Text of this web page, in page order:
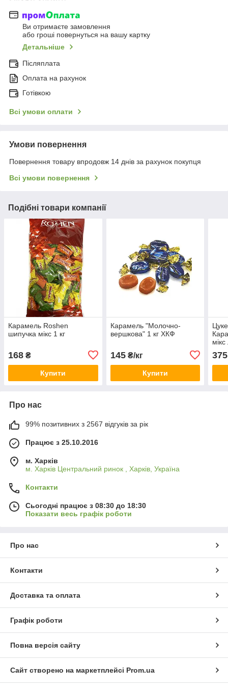
Ви отримаєте замовлення
або гроші повернуться на вашу картку
Детальніше
Післяплата
Оплата на рахунок
Готівкою
Всі умови оплати
Умови повернення
Повернення товару впродовж 14 днів за рахунок покупця
Всі умови повернення
Подібні товари компанії
Карамель Roshen
шипучка мікс 1 кг
168 ₴
Купити
Карамель "Молочно-
вершкова" 1 кг ХКФ
145₴/кг
Купити
375
Про нас
99% позитивних з 2567 відгуків за рік
Працює з 25.10.2016
м. Харків
м. Харків Центральний ринок , Харків, Україна
Контакти
Сьогодні працює з 08:30 до 18:30
Показати весь графік роботи
Про нас
Контакти
Доставка та оплата
Графік роботи
Повна версія сайту
Сайт створено на маркетплейсі Prom.ua